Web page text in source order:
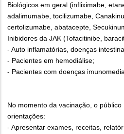
Biológicos em geral (infliximabe,
adalimumabe, tocilizumabe,
certolizumabe, abatacepte,
Inibidores da JAK (Tofacitinibe,
- Auto inflamatórias, doenças
- Pacientes em hemodiálise;
- Pacientes com doenças
No momento da vacinação, o
orientações:
- Apresentar exames, receitas,